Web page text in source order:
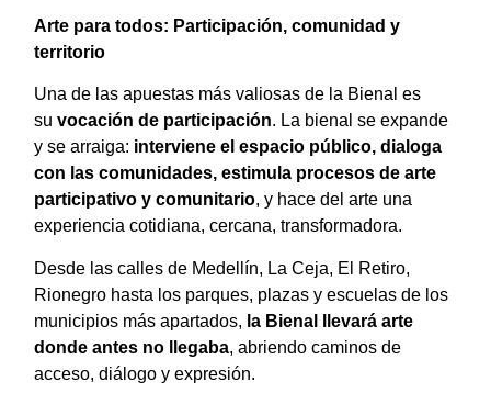
Arte para todos: Participación, comunidad y
territorio
Una de las apuestas más valiosas de la Bienal es
suvocación de participación. La bienal se expande
y se arraiga: interviene el espacio público, dialoga
con las comunidades, estimula procesos de arte
participativo y comunitario, y hace del arte una
experiencia cotidiana, cercana, transformadora.
Desde las calles de Medellín, La Ceja, El Retiro,
Rionegro hasta los parques, plazas y escuelas de los
municipios más apartados, la Bienal llevará arte
donde antes no llegaba, abriendo caminos de
acceso, diálogo y expresión.